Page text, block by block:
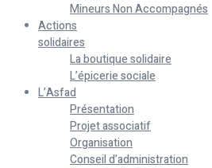
Mineurs Non Accompagnés
Actions
solidaires
La boutique solidaire
L’épicerie sociale
L’Asfad
Présentation
Projet associatif
Organisation
Conseil d’administration